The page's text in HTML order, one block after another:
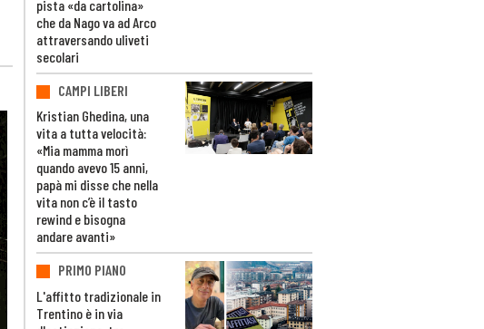
pista «da cartolina»
che da Nago va ad Arco
attraversando uliveti
secolari
CAMPI LIBERI
Kristian Ghedina, una
vita a tutta velocità:
«Mia mamma morì
quando avevo 15 anni,
papà mi disse che nella
vita non c’è il tasto
rewind e bisogna
andare avanti»
PRIMO PIANO
L'affitto tradizionale in
Trentino è in via